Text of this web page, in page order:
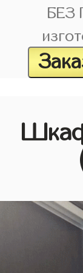
БЕЗ